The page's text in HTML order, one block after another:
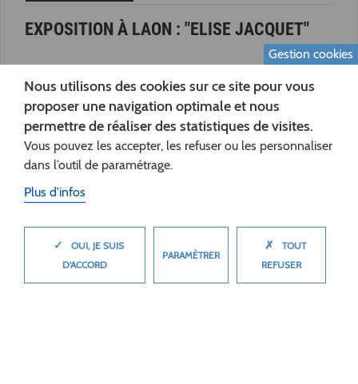
EXPOSITION À LAON : "ELISE JACQUET"
Gestion cookies
Nous utilisons des cookies sur ce site pour vous
proposer une navigation optimale et nous
permettre de réaliser des statistiques de visites.
Vous pouvez les accepter, les refuser ou les personnaliser
dans l’outil de paramétrage.
Plus d'infos
✓
OUI, JE SUIS
D'ACCORD
PARAMÈTRER
✗
TOUT
REFUSER
MASQUER